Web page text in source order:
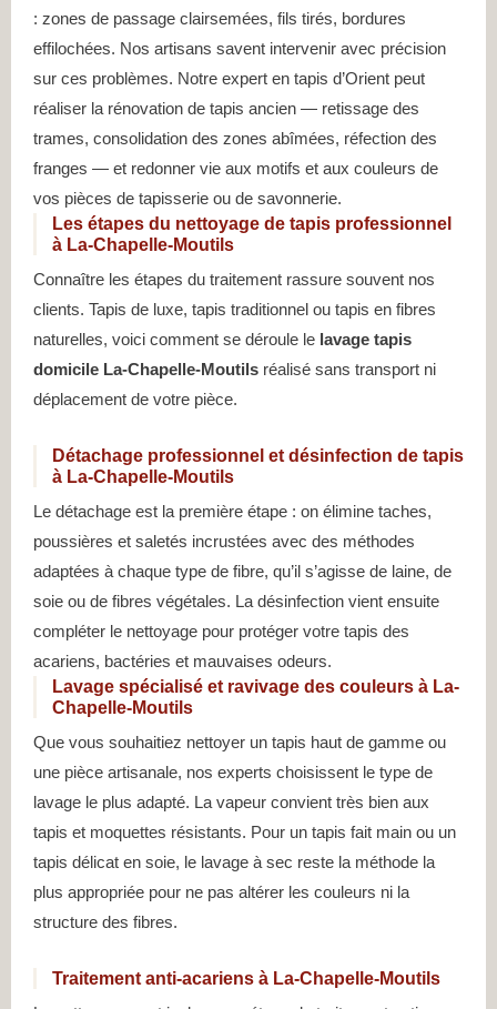
: zones de passage clairsemées, fils tirés, bordures
effilochées. Nos artisans savent intervenir avec précision
sur ces problèmes. Notre expert en tapis d’Orient peut
réaliser la rénovation de tapis ancien — retissage des
trames, consolidation des zones abîmées, réfection des
franges — et redonner vie aux motifs et aux couleurs de
vos pièces de tapisserie ou de savonnerie.
Les étapes du nettoyage de tapis professionnel
à La-Chapelle-Moutils
Connaître les étapes du traitement rassure souvent nos
clients. Tapis de luxe, tapis traditionnel ou tapis en fibres
naturelles, voici comment se déroule le lavage tapis
domicile La-Chapelle-Moutils réalisé sans transport ni
déplacement de votre pièce.
Détachage professionnel et désinfection de tapis
à La-Chapelle-Moutils
Le détachage est la première étape : on élimine taches,
poussières et saletés incrustées avec des méthodes
adaptées à chaque type de fibre, qu’il s’agisse de laine, de
soie ou de fibres végétales. La désinfection vient ensuite
compléter le nettoyage pour protéger votre tapis des
acariens, bactéries et mauvaises odeurs.
Lavage spécialisé et ravivage des couleurs à La-
Chapelle-Moutils
Que vous souhaitiez nettoyer un tapis haut de gamme ou
une pièce artisanale, nos experts choisissent le type de
lavage le plus adapté. La vapeur convient très bien aux
tapis et moquettes résistants. Pour un tapis fait main ou un
tapis délicat en soie, le lavage à sec reste la méthode la
plus appropriée pour ne pas altérer les couleurs ni la
structure des fibres.
Traitement anti-acariens à La-Chapelle-Moutils